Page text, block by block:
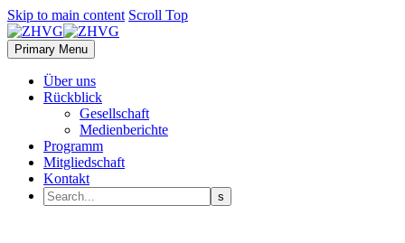
Skip to main content Scroll Top
Primary Menu
Über uns
Rückblick
Gesellschaft
Medienberichte
Programm
Mitgliedschaft
Kontakt